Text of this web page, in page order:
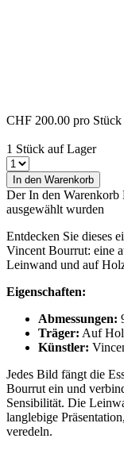
CHF 200.00 pro Stück
1 Stück auf Lager
In den Warenkorb
Der In den Warenkorb
ausgewählt wurden
Entdecken Sie dieses
Vincent Bourrut: eine
Leinwand und auf
Eigenschaften:
Abmessungen:
Träger: Auf
Künstler:
Jedes Bild fängt die
Bourrut ein und
Sensibilität. Die
langlebige
veredeln.